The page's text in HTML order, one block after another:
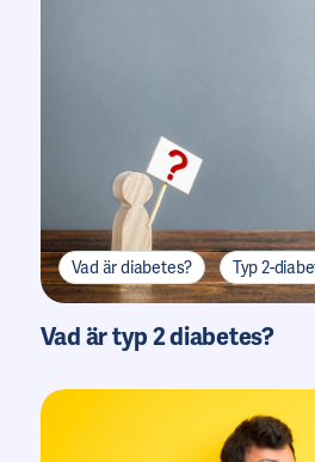
Vad är diabetes? Typ 2-
Vad är typ 2 diabetes?